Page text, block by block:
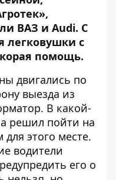
ВАЗ и Audi. С
легковушки с
помощь.
двигались по
выезда из
. В какой-
решил пойти на
этого месте.
водители
его о